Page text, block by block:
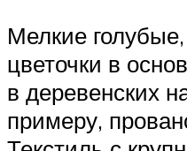
Мелкие
цветочки в
в деревенских
примеру,